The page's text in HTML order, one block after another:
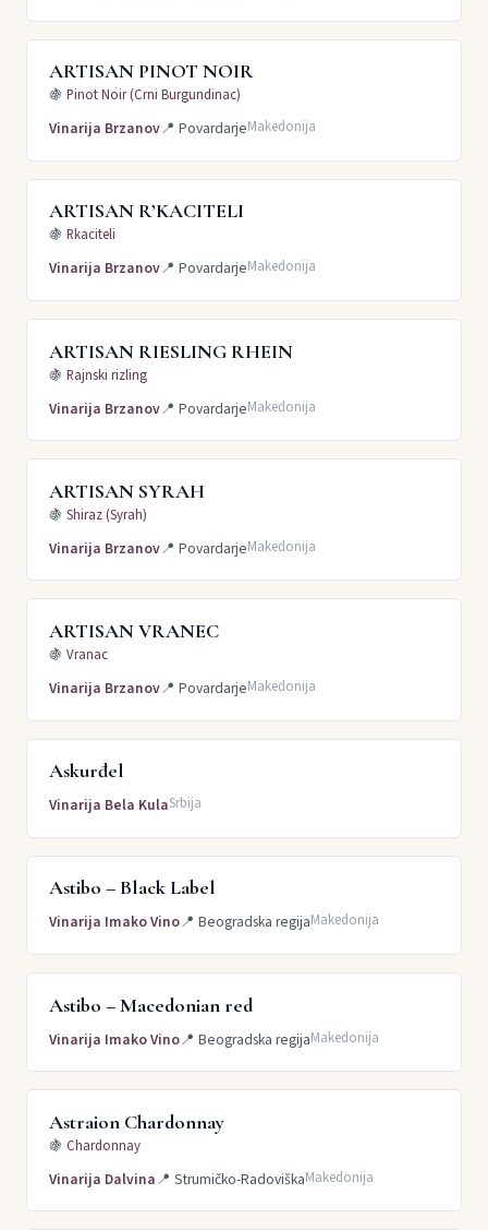
ARTISAN PINOT NOIR
🍇 Pinot Noir (Crni Burgundinac)
Vinarija Brzanov📍 PovardarjeMakedonija
ARTISAN R’KACITELI
🍇 Rkaciteli
Vinarija Brzanov📍 PovardarjeMakedonija
ARTISAN RIESLING RHEIN
🍇 Rajnski rizling
Vinarija Brzanov📍 PovardarjeMakedonija
ARTISAN SYRAH
🍇 Shiraz (Syrah)
Vinarija Brzanov📍 PovardarjeMakedonija
ARTISAN VRANEC
🍇 Vranac
Vinarija Brzanov📍 PovardarjeMakedonija
Askurđel
Vinarija Bela KulaSrbija
Astibo – Black Label
Vinarija Imako Vino📍 Beogradska regijaMakedonija
Astibo – Macedonian red
Vinarija Imako Vino📍 Beogradska regijaMakedonija
Astraion Chardonnay
🍇 Chardonnay
Vinarija Dalvina📍 Strumičko-RadoviškaMakedonija